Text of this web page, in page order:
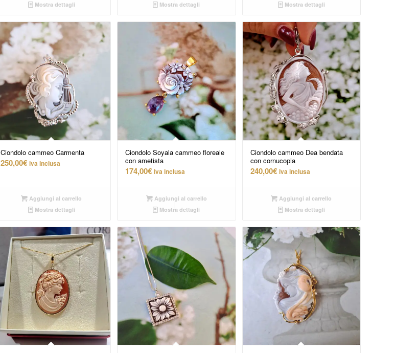
Mostra dettagli
Mostra dettagli
Mostra dettagli
Ciondolo cammeo Carmenta
250,00€ iva inclusa
Aggiungi al carrello
Mostra dettagli
Ciondolo Soyala cammeo floreale
con ametista
174,00€ iva inclusa
Aggiungi al carrello
Mostra dettagli
Ciondolo cammeo Dea bendata
con cornucopia
240,00€ iva inclusa
Aggiungi al carrello
Mostra dettagli